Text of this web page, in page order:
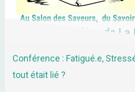
Conférence : Fatigué.e,
tout était lié ?